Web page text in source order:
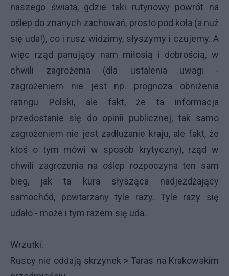
naszego świata, gdzie taki rutynowy powrót na
oślep do znanych zachowań, prosto pod koła (a nuż
się uda!), co i rusz widzimy, słyszymy i czujemy. A
więc rząd panujący nam miłosią i dobrością, w
chwili zagrożenia (dla ustalenia uwagi -
zagrożeniem nie jest np. prognoza obniżenia
ratingu Polski, ale fakt, że ta informacja
przedostanie się do opinii publicznej, tak samo
zagrożeniem nie jest zadłużanie kraju, ale fakt, że
ktoś o tym mówi w sposób krytyczny), rząd w
chwili zagrożenia na oślep rozpoczyna ten sam
bieg, jak ta kura słysząca nadjeżdżający
samochód, powtarzany tyle razy. Tyle razy się
udało - może i tym razem się uda.
Wrzutki.
Ruscy nie oddają skrzynek > Taras na Krakowskim